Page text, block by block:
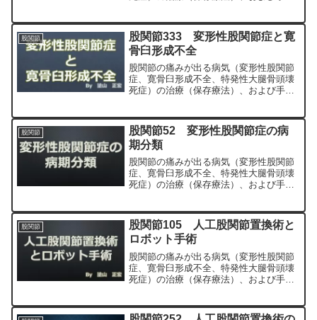
科専門医（人工関節手術を専門）の塗山
正宏が色々と説明します。
股関節
股関節333 変形性股関節症と寛
骨臼形成不全
股関節の痛みが出る病気（変形性股関節
症、寛骨臼形成不全、特発性大腿骨頭壊
死症）の治療（保存療法）、および手術
科専門医（人工関節手術を専門）の塗山
正宏が色々と説明します。
股関節
股関節52 変形性股関節症の病
期分類
股関節の痛みが出る病気（変形性股関節
症、寛骨臼形成不全、特発性大腿骨頭壊
死症）の治療（保存療法）、および手術
科専門医（人工関節手術を専門）の塗山
正宏が色々と説明します。
股関節
股関節105 人工股関節置換術と
ロボット手術
股関節の痛みが出る病気（変形性股関節
症、寛骨臼形成不全、特発性大腿骨頭壊
死症）の治療（保存療法）、および手術
科専門医（人工関節手術を専門）の塗山